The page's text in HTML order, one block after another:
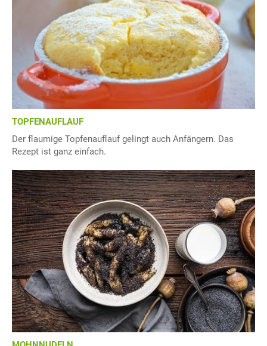
TOPFENAUFLAUF
Der flaumige Topfenauflauf gelingt auch Anfängern. Das
Rezept ist ganz einfach.